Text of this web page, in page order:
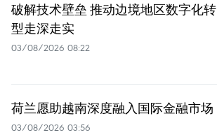
破解技术壁垒 推动边境地区数字化转
型走深走实
03/08/2026 08:22
荷兰愿助越南深度融入国际金融市场
03/08/2026 03:56